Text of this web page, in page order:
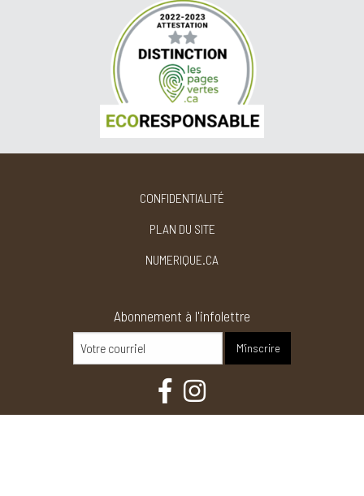
CONFIDENTIALITÉ
PLAN DU SITE
NUMERIQUE.CA
Abonnement à l'infolettre